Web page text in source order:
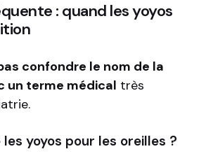
: quand les yoyos
confondre le nom de la
un terme médical très
yoyos pour les oreilles ?